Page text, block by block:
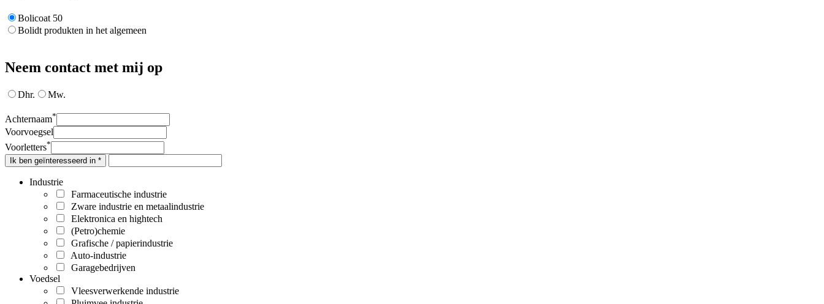
Bolicoat 50
Bolidt produkten in het algemeen
Neem contact met mij op
Dhr. Mw.
Achternaam*
Voorvoegsel
Voorletters*
Ik ben geïnteresseerd in *
Industrie
Farmaceutische industrie
Zware industrie en metaalindustrie
Elektronica en hightech
(Petro)chemie
Grafische / papierindustrie
Auto-industrie
Garagebedrijven
Voedsel
Vleesverwerkende industrie